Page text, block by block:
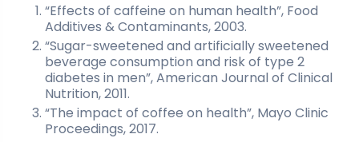
“Effects of caffeine on human health”, Food
Additives & Contaminants, 2003.
“Sugar-sweetened and artificially sweetened
beverage consumption and risk of type 2
diabetes in men”, American Journal of Clinical
Nutrition, 2011.
“The impact of coffee on health”, Mayo Clinic
Proceedings, 2017.